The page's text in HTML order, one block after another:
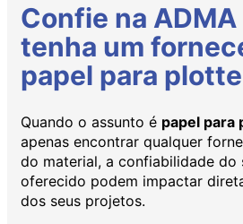
Confie na ADMA
tenha um
papel para
Quando o assunto é papel para
apenas encontrar qualquer
do material, a confiabilidade
oferecido podem impactar
dos seus projetos.